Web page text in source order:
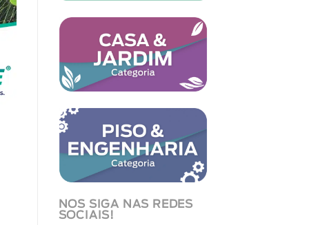
NOS SIGA NAS REDES
SOCIAIS!